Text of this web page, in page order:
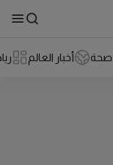
صحة أخبار العالم